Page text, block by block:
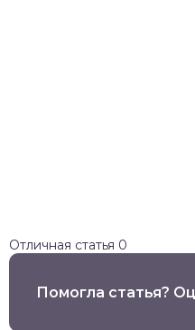
Отличная статья 0
Помогла статья?